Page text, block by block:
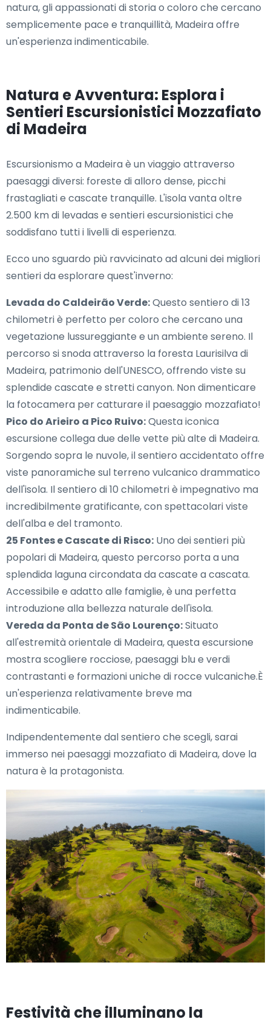
natura, gli appassionati di storia o coloro che cercano
semplicemente pace e tranquillità, Madeira offre
un'esperienza indimenticabile.
Natura e Avventura: Esplora i
Sentieri Escursionistici Mozzafiato
di Madeira
Escursionismo a Madeira è un viaggio attraverso
paesaggi diversi: foreste di alloro dense, picchi
frastagliati e cascate tranquille. L'isola vanta oltre
2.500 km di levadas e sentieri escursionistici che
soddisfano tutti i livelli di esperienza.
Ecco uno sguardo più ravvicinato ad alcuni dei migliori
sentieri da esplorare quest'inverno:
Levada do Caldeirão Verde:Questo sentiero di 13
chilometri è perfetto per coloro che cercano una
vegetazione lussureggiante e un ambiente sereno. Il
percorso si snoda attraverso la foresta Laurisilva di
Madeira, patrimonio dell'UNESCO, offrendo viste su
splendide cascate e stretti canyon. Non dimenticare
la fotocamera per catturare il paesaggio mozzafiato!
Pico do Arieiro a Pico Ruivo:Questa iconica
escursione collega due delle vette più alte di Madeira.
Sorgendo sopra le nuvole, il sentiero accidentato offre
viste panoramiche sul terreno vulcanico drammatico
dell'isola. Il sentiero di 10 chilometri è impegnativo ma
incredibilmente gratificante, con spettacolari viste
dell'alba e del tramonto.
25 Fontes e Cascate di Risco: Uno dei sentieri più
popolari di Madeira, questo percorso porta a una
splendida laguna circondata da cascate a cascata.
Accessibile e adatto alle famiglie, è una perfetta
introduzione alla bellezza naturale dell'isola.
Vereda da Ponta de São Lourenço:Situato
all'estremità orientale di Madeira, questa escursione
mostra scogliere rocciose, paesaggi blu e verdi
contrastanti e formazioni uniche di rocce vulcaniche.È
un'esperienza relativamente breve ma
indimenticabile.
Indipendentemente dal sentiero che scegli, sarai
immerso nei paesaggi mozzafiato di Madeira, dove la
natura è la protagonista.
Festività che illuminano la